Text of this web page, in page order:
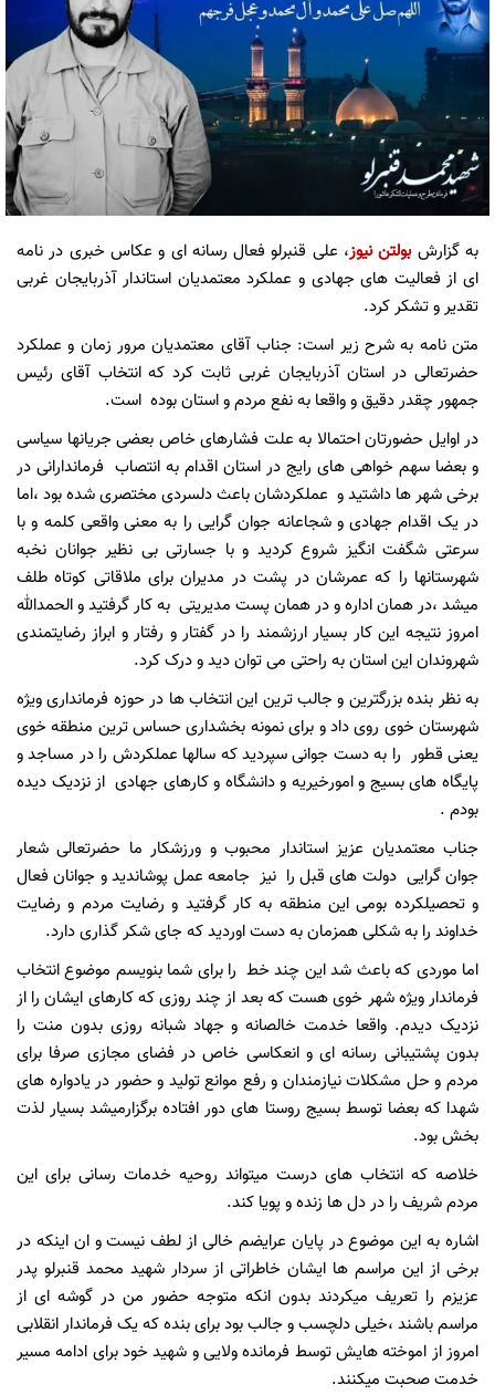
به گزارشبولتن نیوز، علی قنبرلو فعال رسانه ای و عکاس خبری در نامه
ای از فعالیت های جهادی و عملکرد معتمدیان استاندار آذربایجان غربی
تقدیر و تشکر کرد.
متن نامه به شرح زیر است: جناب آقای معتمدیان مرور زمان و عملکرد
حضرتعالی در استان آذربایجان غربی ثابت کرد که انتخاب آقای رئیس
جمهور چقدر دقیق و واقعا به نفع مردم و استان بوده است.
در اوایل حضورتان احتمالا به علت فشارهای خاص بعضی جریانها سیاسی
و بعضا سهم خواهی های رایج در استان اقدام به انتصاب فرماندارانی در
برخی شهر ها داشتید و عملکردشان باعث دلسردی مختصری شده بود ،اما
در یک اقدام جهادی و شجاعانه جوان گرایی را به معنی واقعی کلمه و با
سرعتی شگفت انگیز شروع کردید و با جسارتی بی نظیر جوانان نخبه
شهرستانها را که عمرشان در پشت در مدیران برای ملاقاتی کوتاه طلف
میشد ،در همان اداره و در همان پست مدیریتی به کار گرفتید و الحمدالله
امروز نتیجه این کار بسیار ارزشمند را در گفتار و رفتار و ابراز رضایتمندی
شهروندان این استان به راحتی می توان دید و درک کرد.
به نظر بنده بزرگترین و جالب ترین این انتخاب ها در حوزه فرمانداری ویژه
شهرستان خوی روی داد و برای نمونه بخشداری حساس ترین منطقه خوی
یعنی قطور را به دست جوانی سپردید که سالها عملکردش را در مساجد و
پایگاه های بسیج و امورخیریه و دانشگاه و کارهای جهادی از نزدیک دیده
بودم .
جناب معتمدیان عزیز استاندار محبوب و ورزشکار ما حضرتعالی شعار
جوان گرایی دولت های قبل را نیز جامعه عمل پوشاندید و جوانان فعال
و تحصیلکرده بومی این منطقه به کار گرفتید و رضایت مردم و رضایت
خداوند را به شکلی همزمان به دست اوردید که جای شکر گذاری دارد.
اما موردی که باعث شد این چند خط را برای شما بنویسم موضوع انتخاب
فرماندار ویژه شهر خوی هست که بعد از چند روزی که کارهای ایشان را از
نزدیک دیدم. واقعا خدمت خالصانه و جهاد شبانه روزی بدون منت را
بدون پشتیبانی رسانه ای و انعکاسی خاص در فضای مجازی صرفا برای
مردم و حل مشکلات نیازمندان و رفع موانع تولید و حضور در یادواره های
شهدا که بعضا توسط بسیج روستا های دور افتاده برگزارمیشد بسیار لذت
بخش بود.
خلاصه که انتخاب های درست میتواند روحیه خدمات رسانی برای این
مردم شریف را در دل ها زنده و پویا کند.
اشاره به این موضوع در پایان عرایضم خالی از لطف نیست و ان اینکه در
برخی از این مراسم ها ایشان خاطراتی از سردار شهید محمد قنبرلو پدر
عزیزم را تعریف میکردند بدون انکه متوجه حضور من در گوشه ای از
مراسم باشند ،خیلی دلچسب و جالب بود برای بنده که یک فرماندار انقلابی
امروز از اموخته هایش توسط فرمانده ولایی و شهید خود برای ادامه مسیر
خدمت صحبت میکنند.